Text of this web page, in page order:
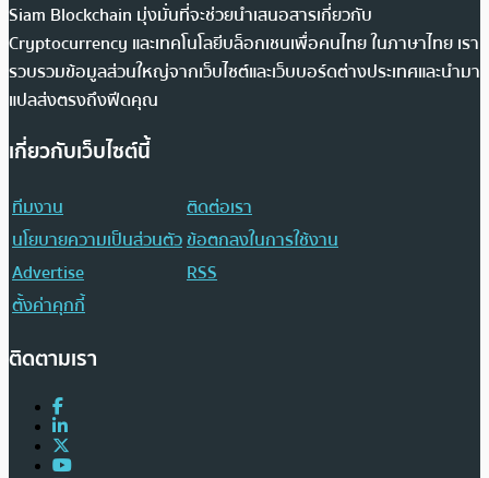
Siam Blockchain มุ่งมั่นที่จะช่วยนำเสนอสารเกี่ยวกับ
Cryptocurrency และเทคโนโลยีบล็อกเชนเพื่อคนไทย ในภาษาไทย เรา
รวบรวมข้อมูลส่วนใหญ่จากเว็บไซต์และเว็บบอร์ดต่างประเทศและนำมา
แปลส่งตรงถึงฟีดคุณ
เกี่ยวกับเว็บไซต์นี้
ทีมงาน
ติดต่อเรา
นโยบายความเป็นส่วนตัวข้อตกลงในการใช้งาน
Advertise
RSS
ตั้งค่าคุกกี้
ติดตามเรา